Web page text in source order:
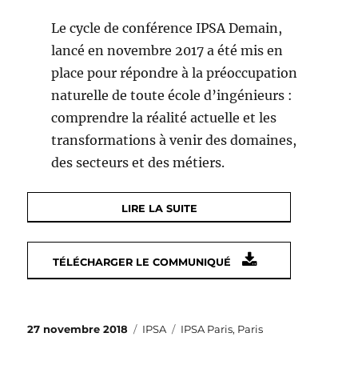
Le cycle de conférence IPSA Demain,
lancé en novembre 2017 a été mis en
place pour répondre à la préoccupation
naturelle de toute école d’ingénieurs :
comprendre la réalité actuelle et les
transformations à venir des domaines,
des secteurs et des métiers.
LIRE LA SUITE
TÉLÉCHARGER LE COMMUNIQUÉ
Publié
27 novembre 2018 Catégories
IPSA Étiquettes
IPSA Paris, Paris